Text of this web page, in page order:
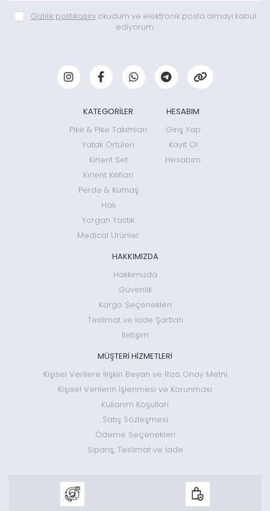
Gizlilik politikasını okudum ve elektronik posta almayı kabul
ediyorum.
KATEGORİLER
Pike & Pike Takımları
Yatak Örtüleri
Kırlent Set
Kırlent Kılıfları
Perde & Kumaş
Halı
Yorgan Yastık
Medical Ürünler
HESABIM
Giriş Yap
Kayıt Ol
Hesabım
HAKKIMIZDA
Hakkımızda
Güvenlik
Kargo Seçenekleri
Teslimat ve İade Şartları
İletişim
MÜŞTERİ HİZMETLERİ
Kişisel Verilere İlişkin Beyan ve Rıza Onay Metni
Kişisel Verilerin İşlenmesi ve Korunması
Kullanım Koşulları
Satış Sözleşmesi
Ödeme Seçenekleri
Sipariş, Teslimat ve İade